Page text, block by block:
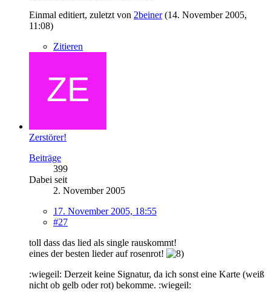
Einmal editiert, zuletzt von 2beiner(14. November 2005,
11:08)
Zitieren
Zerstörer!
Beiträge
399
Dabei seit
2. November 2005
17. November 2005, 18:55
#27
toll dass das lied als single rauskommt!
eines der besten lieder auf rosenrot!
:wiegeil: Derzeit keine Signatur, da ich sonst eine Karte (weiß
nicht ob gelb oder rot) bekomme. :wiegeil: